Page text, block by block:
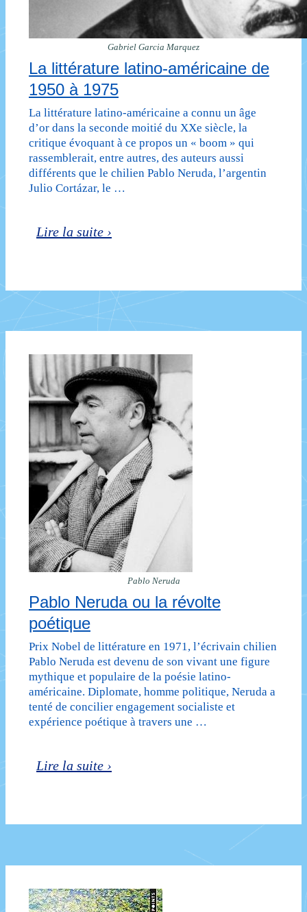
Gabriel Garcia Marquez
La littérature latino-américaine de
1950 à 1975
La littérature latino-américaine a connu un âge
d’or dans la seconde moitié du XXe siècle, la
critique évoquant à ce propos un « boom » qui
rassemblerait, entre autres, des auteurs aussi
différents que le chilien Pablo Neruda, l’argentin
Julio Cortázar, le …
La
américaine
de
1950
à
1975
Lire la suite ›
Pablo Neruda
Pablo Neruda ou la révolte
poétique
Prix Nobel de littérature en 1971, l’écrivain chilien
Pablo Neruda est devenu de son vivant une figure
mythique et populaire de la poésie latino-
américaine. Diplomate, homme politique, Neruda a
tenté de concilier engagement socialiste et
expérience poétique à travers une …
Pablo
révolte
poétique
Lire la suite ›